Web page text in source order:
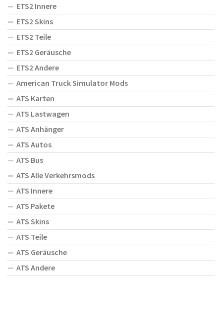
ETS2 Innere
ETS2 Skins
ETS2 Teile
ETS2 Geräusche
ETS2 Andere
American Truck Simulator Mods
ATS Karten
ATS Lastwagen
ATS Anhänger
ATS Autos
ATS Bus
ATS Alle Verkehrsmods
ATS Innere
ATS Pakete
ATS Skins
ATS Teile
ATS Geräusche
ATS Andere